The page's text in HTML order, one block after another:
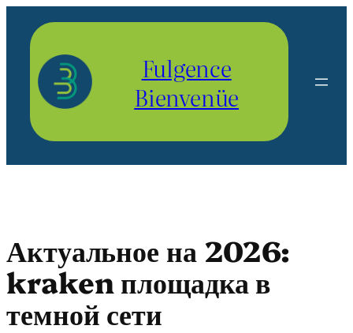
contenu
Fulgence
Bienvenüe
Актуальное на 2026:
kraken площадка в
темной сети